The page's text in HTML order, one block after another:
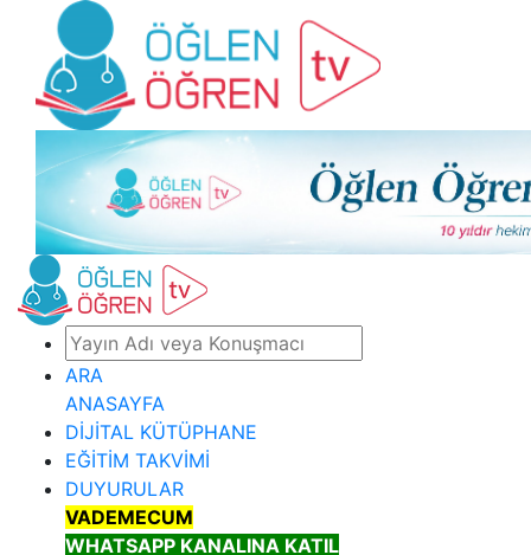
ARA
ANASAYFA
DİJİTAL KÜTÜPHANE
EĞİTİM TAKVİMİ
DUYURULAR
VADEMECUM
WHATSAPP KANALINA KATIL